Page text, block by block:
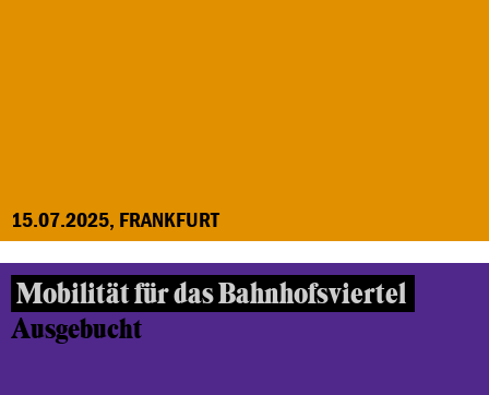
15.07.2025, FRANKFURT
Mobilität für das Bahnhofsviertel
Ausgebucht